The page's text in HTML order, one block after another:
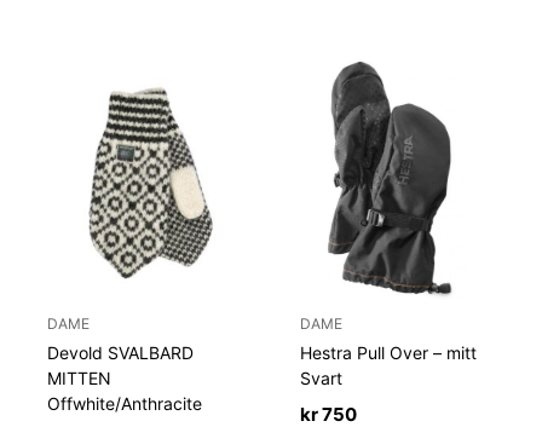
DAME
Devold SVALBARD
MITTEN
Offwhite/Anthracite
DAME
Hestra Pull Over – mitt
Svart
kr750